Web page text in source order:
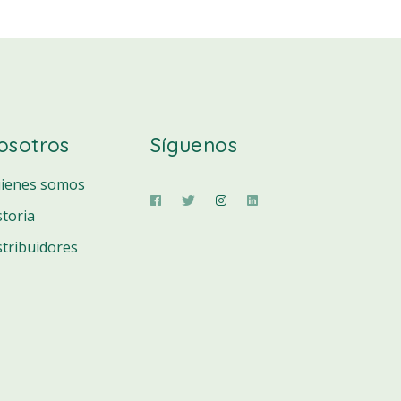
somos
Síguenos